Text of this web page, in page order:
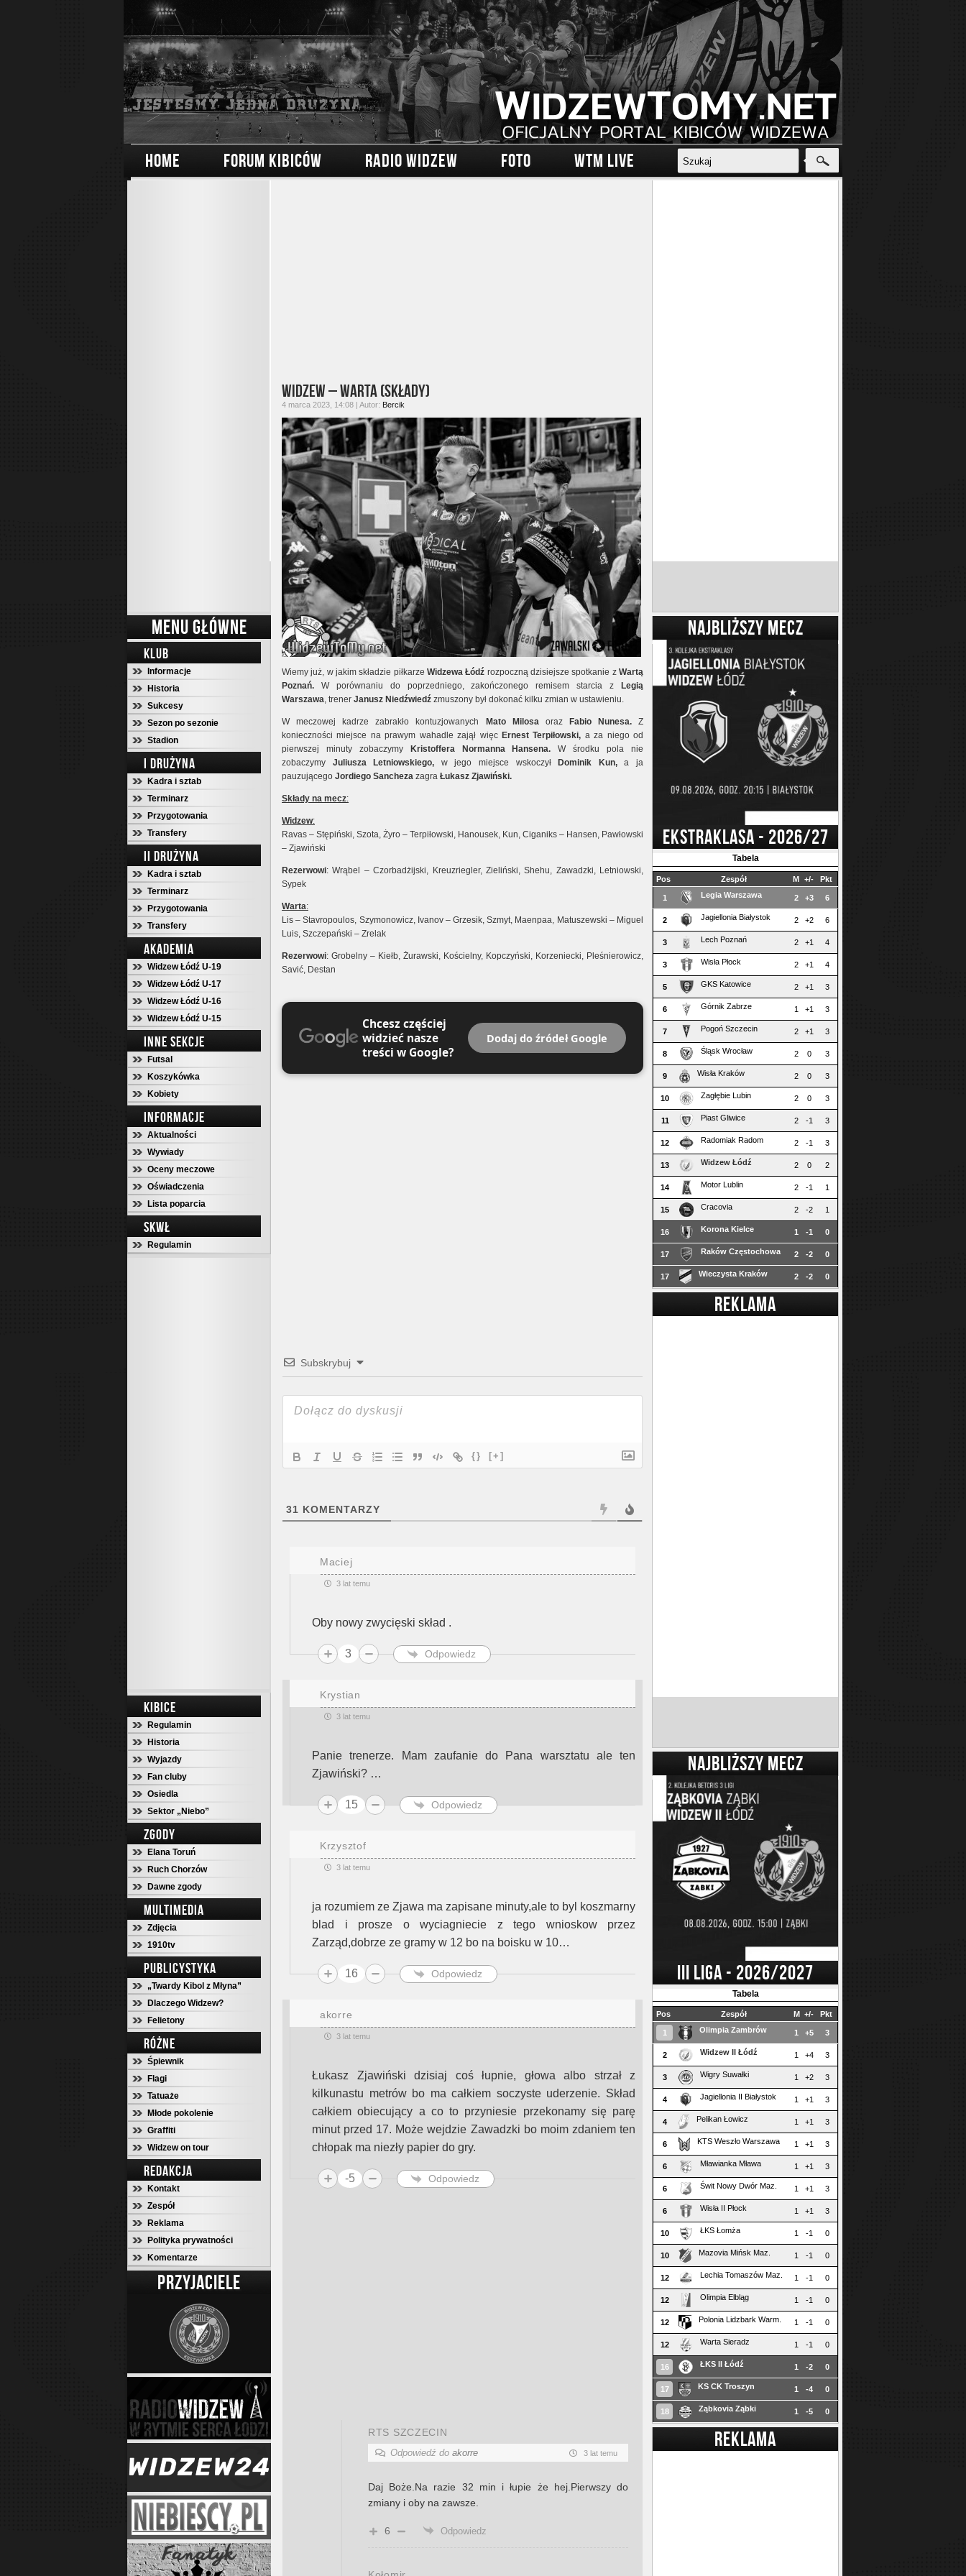
HOME FORUM KIBICÓW RADIO WIDZEW FOTO WTM LIVE
MENU GŁÓWNE
KLUB
Informacje
Historia
Sukcesy
Sezon po sezonie
Stadion
I DRUŻYNA
Kadra i sztab
Terminarz
Przygotowania
Transfery
II DRUŻYNA
Kadra i sztab
Terminarz
Przygotowania
Transfery
AKADEMIA
Widzew Łódź U-19
Widzew Łódź U-17
Widzew Łódź U-16
Widzew Łódź U-15
INNE SEKCJE
Futsal
Koszykówka
Kobiety
INFORMACJE
Aktualności
Wywiady
Oceny meczowe
Oświadczenia
Lista poparcia
SKWŁ
Regulamin
KIBICE
Regulamin
Historia
Wyjazdy
Fan cluby
Osiedla
Sektor „Niebo”
ZGODY
Elana Toruń
Ruch Chorzów
Dawne zgody
MULTIMEDIA
Zdjęcia
1910tv
PUBLICYSTYKA
„Twardy Kibol z Młyna”
Dlaczego Widzew?
Felietony
RÓŻNE
Śpiewnik
Flagi
Tatuaże
Młode pokolenie
Graffiti
Widzew on tour
REDAKCJA
Kontakt
Zespół
Reklama
Polityka prywatności
Komentarze
PRZYJACIELE
Widzew – Warta (składy)
4 marca 2023, 14:08 | Autor: Bercik
Wiemy już, w jakim składzie piłkarze Widzewa Łódź rozpoczną dzisiejsze spotkanie zWartą
Poznań. W porównaniu do poprzedniego, zakończonego remisem starcia z
Legią
Warszawa, trener Janusz Niedźwiedź zmuszony był dokonać kilku zmian w ustawieniu.
W meczowej kadrze zabrakło kontuzjowanych Mato MilosaorazFabio Nunesa.Z
konieczności miejsce na prawym wahadle zajął więc Ernest Terpiłowski, a za niego od
pierwszej minuty zobaczymy
Kristoffera Normanna Hansena. W środku pola nie
zobaczymy Juliusza Letniowskiego, w jego miejsce wskoczył Dominik Kun,a ja
pauzującego Jordiego Sancheza zagra Łukasz Zjawiński.
Składy na mecz:
Widzew:
Ravas – Stępiński, Szota, Żyro – Terpiłowski, Hanousek, Kun, Ciganiks – Hansen, Pawłowski
– Zjawiński
Rezerwowi: Wrąbel – Czorbadżijski, Kreuzriegler, Zieliński, Shehu, Zawadzki, Letniowski,
Sypek
Warta:
Lis – Stavropoulos, Szymonowicz, Ivanov – Grzesik, Szmyt, Maenpaa, Matuszewski – Miguel
Luis, Szczepański – Zrelak
Rezerwowi: Grobelny – Kiełb, Żurawski, Kościelny, Kopczyński, Korzeniecki, Pleśnierowicz,
Savić, Destan
Chcesz częściej
widzieć nasze
treści w Google?
Dodaj do źródeł Google
Subskrybuj
{} [+]
31 KOMENTARZY
Maciej
3 lat temu
Oby nowy zwycięski skład .
3 Odpowiedz
Krystian
3 lat temu
Panie trenerze. Mam zaufanie do Pana warsztatu ale ten
Zjawiński? …
15 Odpowiedz
Krzysztof
3 lat temu
ja rozumiem ze Zjawa ma zapisane minuty,ale to byl koszmarny
blad i prosze o wyciagniecie z tego wnioskow przez
Zarząd,dobrze ze gramy w 12 bo na boisku w 10…
16 Odpowiedz
akorre
3 lat temu
Łukasz Zjawiński dzisiaj coś łupnie, głowa albo strzał z
kilkunastu metrów bo ma całkiem soczyste uderzenie. Skład
całkiem obiecujący a co to przyniesie przekonamy się parę
minut przed 17. Może wejdzie Zawadzki bo moim zdaniem ten
chłopak ma niezły papier do gry.
-5 Odpowiedz
RTS SZCZECIN
Odpowiedź do akorre 3 lat temu
Daj Boże.Na razie 32 min i łupie że hej.Pierwszy do
zmiany i oby na zawsze.
6 Odpowiedz
NAJBLIŻSZY MECZ
EKSTRAKLASA - 2026/27
Tabela
Pos Zespół M +/- Pkt
1 Legia Warszawa 2 +3 6
2 Jagiellonia Białystok 2 +2 6
3 Lech Poznań 2 +1 4
3 Wisła Płock 2 +1 4
5 GKS Katowice 2 +1 3
6 Górnik Zabrze 1 +1 3
7 Pogoń Szczecin 2 +1 3
8 Śląsk Wrocław 2 0 3
9 Wisła Kraków 2 0 3
10 Zagłębie Lubin 2 0 3
11 Piast Gliwice 2 -1 3
12 Radomiak Radom 2 -1 3
13 Widzew Łódź 2 0 2
14 Motor Lublin 2 -1 1
15 Cracovia 2 -2 1
16 Korona Kielce 1 -1 0
17 Raków Częstochowa 2 -2 0
17 Wieczysta Kraków 2 -2 0
REKLAMA
NAJBLIŻSZY MECZ
III LIGA - 2026/2027
Tabela
Pos Zespół M +/- Pkt
1 Olimpia Zambrów 1 +5 3
2 Widzew II Łódź 1 +4 3
3 Wigry Suwałki 1 +2 3
4 Jagiellonia II Białystok 1 +1 3
4 Pelikan Łowicz 1 +1 3
6 KTS Weszło Warszawa 1 +1 3
6 Mławianka Mława 1 +1 3
6 Świt Nowy Dwór Maz. 1 +1 3
6 Wisła II Płock 1 +1 3
10 ŁKS Łomża 1 -1 0
10 Mazovia Mińsk Maz. 1 -1 0
12 Lechia Tomaszów Maz. 1 -1 0
12 Olimpia Elbląg 1 -1 0
12 Polonia Lidzbark Warm. 1 -1 0
12 Warta Sieradz 1 -1 0
16 ŁKS II Łódź 1 -2 0
17 KS CK Troszyn 1 -4 0
18 Ząbkovia Ząbki 1 -5 0
REKLAMA